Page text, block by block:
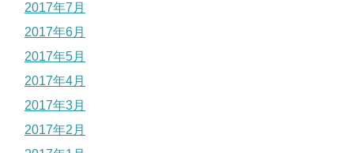
2017年7月
2017年6月
2017年5月
2017年4月
2017年3月
2017年2月